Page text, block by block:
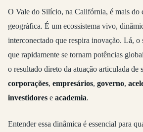
O Vale do Silício, na Califórnia, é mais do
geográfica. É um ecossistema vivo,
interconectado que respira inovação. Lá, o
que rapidamente se tornam potências
o resultado direto da atuação articulada de
corporações, empresários, governo,
investidores e academia.
Entender essa dinâmica é essencial para